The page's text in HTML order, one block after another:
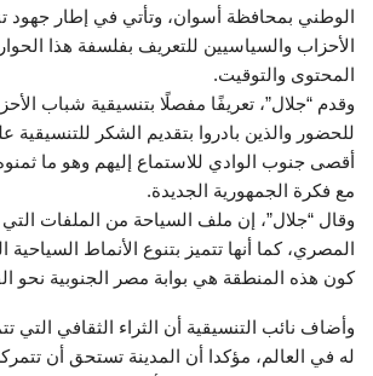
الوطني بمحافظة أسوان، وتأتي في إطار جهود
الأحزاب والسياسيين للتعريف بفلسفة هذا
المحتوى والتوقيت.
وقدم “جلال”، تعريفًا مفصلًا بتنسيقية شباب
للحضور والذين بادروا بتقديم الشكر
أقصى جنوب الوادي للاستماع إليهم وهو ما
مع فكرة الجمهورية الجديدة.
وقال “جلال”، إن ملف السياحة من الملفات
المصري، كما أنها تتميز بتنوع الأنماط السياحية
كون هذه المنطقة هي بوابة مصر الجنوبية نحو
وأضاف نائب التنسيقية أن الثراء الثقافي التي
له في العالم، مؤكدا أن المدينة تستحق أن